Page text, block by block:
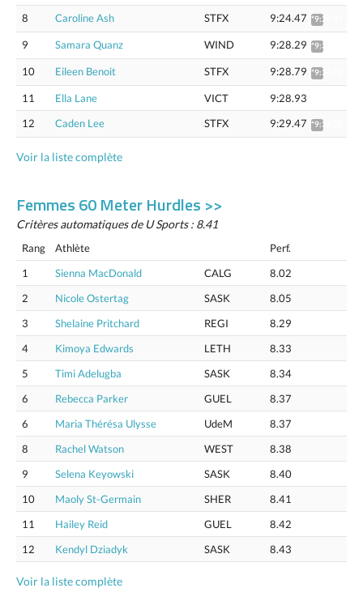
8
Caroline Ash STFX 9:24.47 *9:29.31
9 Samara Quanz WIND 9:28.29 *9:33.16
10 Eileen Benoit STFX 9:28.79 *9:34.75
11 Ella Lane VICT
9:28.93
12
Caden Lee STFX 9:29.47 *9:34.35
Voir la liste complète
Femmes 60 Meter Hurdles >>
Critères automatiques de U Sports : 8.41
Rang Athlète
Perf.
1
Sienna MacDonald CALG
8.02
2
Nicole Ostertag SASK
8.05
3
Shelaine Pritchard REGI
8.29
4
Kimoya Edwards LETH
8.33
5
Timi Adelugba SASK
8.34
6
Rebecca Parker GUEL
8.37
6
Maria Thérésa Ulysse UdeM
8.37
8
Rachel Watson WEST
8.38
9
Selena Keyowski SASK
8.40
10
Maoly St-Germain SHER
8.41
11
Hailey Reid GUEL
8.42
12
Kendyl Dziadyk SASK 8.43
Voir la liste complète